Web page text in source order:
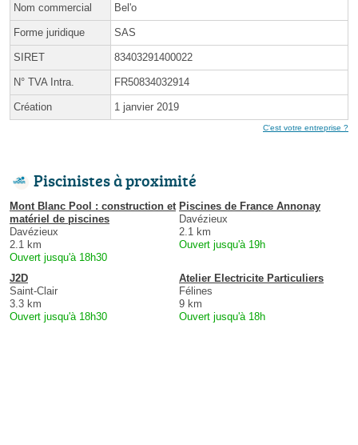
Nom commercial Bel'o
Forme juridique SAS
SIRET 83403291400022
N° TVA Intra. FR50834032914
Création 1 janvier 2019
C'est votre entreprise ?
Piscinistes à proximité
Mont Blanc Pool : construction et
matériel de piscines
Davézieux
2.1 km
Ouvert jusqu'à 18h30
Piscines de France Annonay
Davézieux
2.1 km
Ouvert jusqu'à 19h
J2D
Saint-Clair
3.3 km
Ouvert jusqu'à 18h30
Atelier Electricite Particuliers
Félines
9 km
Ouvert jusqu'à 18h